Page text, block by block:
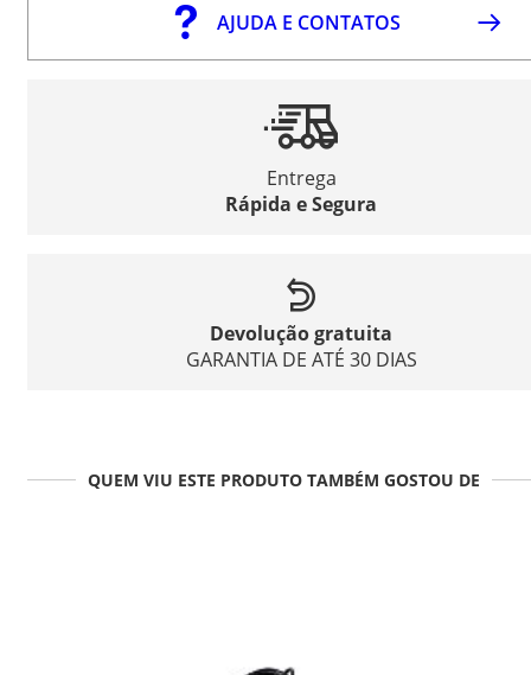
AJUDA E CONTATOS
Entrega
Rápida e Segura
Devolução gratuita
GARANTIA DE ATÉ 30 DIAS
QUEM VIU ESTE PRODUTO TAMBÉM GOSTOU DE